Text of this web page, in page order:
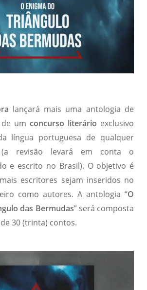
lançará mais uma antologia de
de umconcurso literário exclusivo
língua portuguesa de qualquer
(a revisão levará em conta o
e escrito no Brasil). O objetivo é
escritores sejam inseridos no
como autores. A antologia “O
das Bermudas” será composta
30 (trinta) contos.